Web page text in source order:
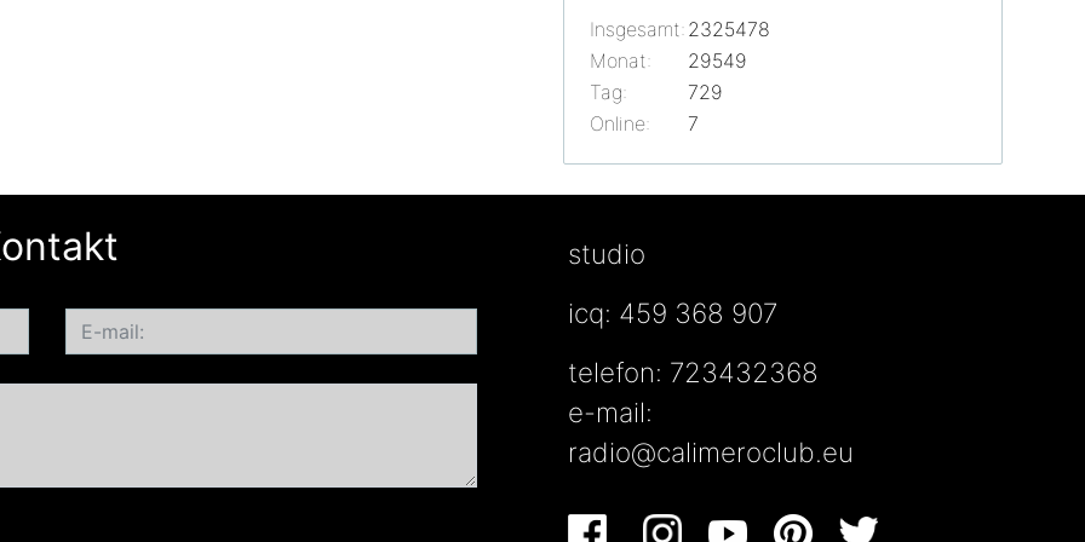
Online: 7
Insgesamt: 2325478
Monat:
29549
Tag:
729
studio
icq: 459 368 907
telefon: 723432368
e-mail:
radio@calimeroclub.eu